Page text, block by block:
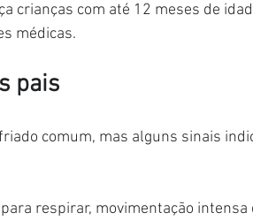
crianças com até 12 meses de
médicas.
pais
comum, mas alguns sinais
respirar, movimentação intensa